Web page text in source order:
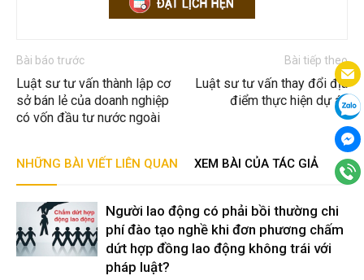
Bài báo trước
Luật sư tư vấn thành lập cơ
sở bán lẻ của doanh nghiệp
có vốn đầu tư nước ngoài
Bài tiếp theo
Luật sư tư vấn thay đổi địa
điểm thực hiện dự án
NHỮNG BÀI VIẾT LIÊN QUAN XEM BÀI CỦA TÁC GIẢ
Người lao động có phải bồi thường chi
phí đào tạo nghề khi đơn phương chấm
dứt hợp đồng lao động không trái với
pháp luật?